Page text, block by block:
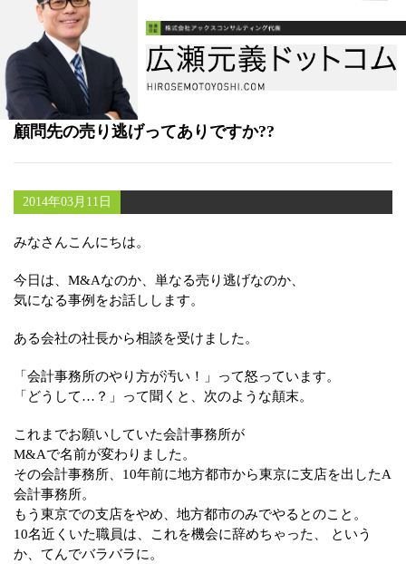
書籍
メールマガジン（無料）
講演・取材依頼
セミナー
顧問先の売り逃げってありですか??
2014年03月11日
みなさんこんにちは。
今日は、M&Aなのか、単なる売り逃げなのか、
気になる事例をお話しします。
ある会社の社長から相談を受けました。
「会計事務所のやり方が汚い！」って怒っています。
「どうして…？」って聞くと、次のような顛末。
これまでお願いしていた会計事務所が
M&Aで名前が変わりました。
その会計事務所、10年前に地方都市から東京に支店を出したA
会計事務所。
もう東京での支店をやめ、地方都市のみでやるとのこと。
10名近くいた職員は、これを機会に辞めちゃった、 という
か、てんでバラバラに。